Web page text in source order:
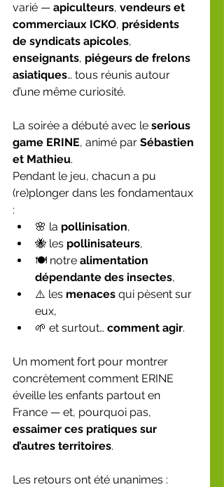
varié — apiculteurs, vendeurs et
commerciaux ICKO, présidents
de syndicats apicoles,
enseignants, piégeurs de frelons
asiatiques… tous réunis autour
d’une même curiosité.
La soirée a débuté avec le serious
game ERINE, animé par Sébastien
et Mathieu.
Pendant le jeu, chacun a pu
(re)plonger dans les fondamentaux
:
🌸 la pollinisation,
🐝 les pollinisateurs,
🍽️ notre alimentation
dépendante des insectes,
⚠️ les menaces qui pèsent sur
eux,
🌱 et surtout… comment agir.
Un moment fort pour montrer
concrètement comment ERINE
éveille les enfants partout en
France — et, pourquoi pas,
essaimer ces pratiques sur
d’autres territoires.
Les retours ont été unanimes :